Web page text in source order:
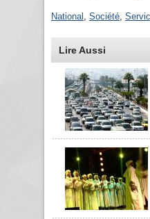
National Société
Lire Aussi